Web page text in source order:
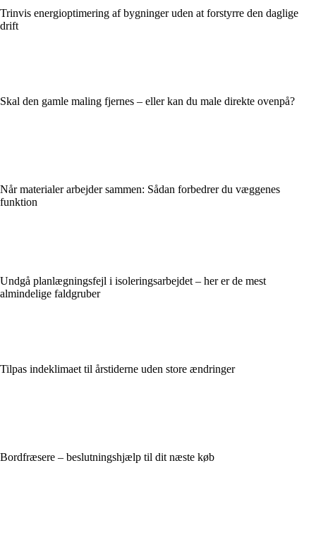
Trinvis energioptimering af bygninger uden at forstyrre den daglige
drift
Skal den gamle maling fjernes – eller kan du male direkte ovenpå?
Når materialer arbejder sammen: Sådan forbedrer du væggenes
funktion
Undgå planlægningsfejl i isoleringsarbejdet – her er de mest
almindelige faldgruber
Tilpas indeklimaet til årstiderne uden store ændringer
Bordfræsere – beslutningshjælp til dit næste køb